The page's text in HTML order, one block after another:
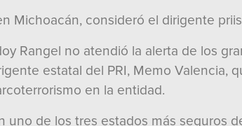
Michoacán, consideró el dirigente
Rangel no atendió la alerta de los
estatal del PRI, Memo Valencia,
en la entidad.
uno de los tres estados más seguros